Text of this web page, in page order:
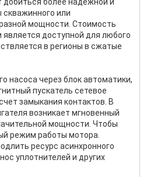
или
мощности. Стоимость
доступной для любого
в регионы в сжатые
насоса через блок автоматики,
пускатель сетевое
замыкания контактов. В
возникает мгновенный
мощности. Чтобы
режим работы мотора.
ресурс асинхронного
уплотнителей и других